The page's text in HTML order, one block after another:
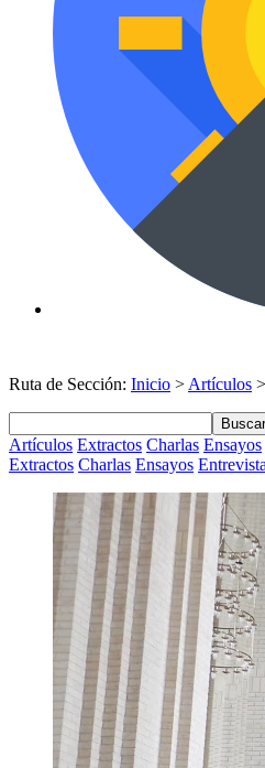
Ruta de Sección: Inicio > Artículos >
Buscar
Artículos Extractos Charlas Ensayos
Extractos Charlas Ensayos Entrevista